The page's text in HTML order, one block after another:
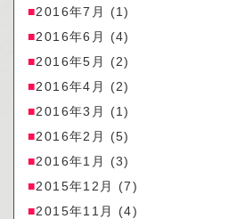
2016年7月
(1)
2016年6月
(4)
2016年5月
(2)
2016年4月
(2)
2016年3月
(1)
2016年2月
(5)
2016年1月
(3)
2015年12月
(7)
2015年11月
(4)